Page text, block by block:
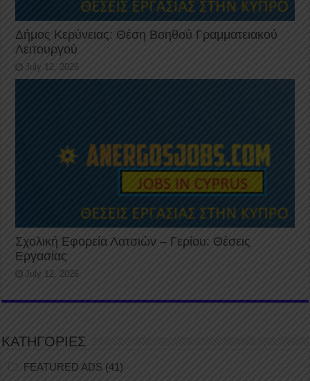
Δήμος Κερύνειας: Θέση Βοηθού Γραμματειακού
Λειτουργού
July 12, 2026
Σχολική Εφορεία Λατσιών – Γερίου: Θέσεις
Εργασίας
July 12, 2026
ΚΑΤΗΓΟΡΙΕΣ
FEATURED ADS (41)